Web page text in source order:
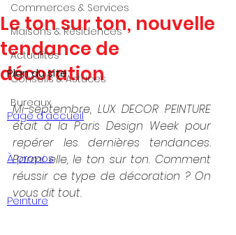
Commerces & Services
Maisons & Résidences
Actualités
Conseils & Astuces
Bureaux
Le ton sur ton, nouvelle
tendance de
décoration
Mi-septembre, LUX DECOR PEINTURE
était à la Paris Design Week pour
repérer les dernières tendances.
Parmi elle, le ton sur ton. Comment
réussir ce type de décoration ? On
vous dit tout.
Plan du site
Page d'accueil
À propos
Peinture